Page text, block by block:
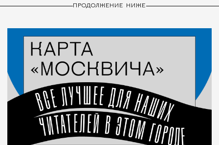
ПРОДОЛЖЕНИЕ НИЖЕ